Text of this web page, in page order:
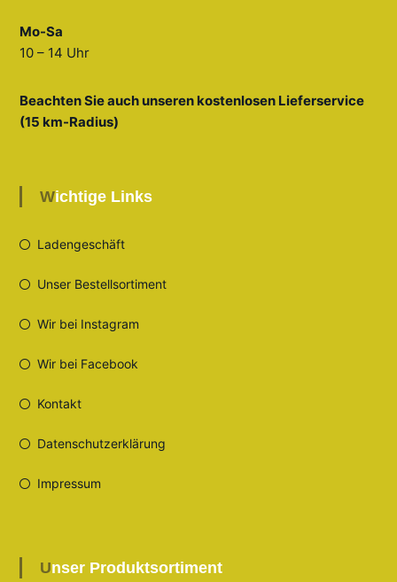
Mo-Sa
10 – 14 Uhr
Beachten Sie auch unseren kostenlosen Lieferservice
(15 km-Radius)
Wichtige Links
Ladengeschäft
Unser Bestellsortiment
Wir bei Instagram
Wir bei Facebook
Kontakt
Datenschutzerklärung
Impressum
Unser Produktsortiment